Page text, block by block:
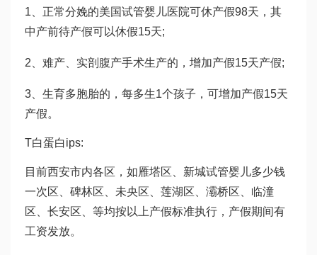
1、正常分娩的美国试管婴儿医院可休产假98天，其
中产前待产假可以休假15天;
2、难产、实剖腹产手术生产的，增加产假15天产假;
3、生育多胞胎的，每多生1个孩子，可增加产假15天
产假。
T白蛋白ips:
目前西安市内各区，如雁塔区、新城试管婴儿多少钱
一次 区、碑林区、未央区、莲湖区、灞桥区、临潼
区、长安区、等均按以上产假标准执行，产假期间有
工资发放。